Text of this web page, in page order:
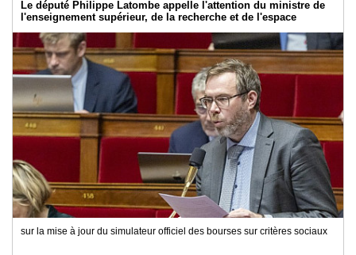
Le député Philippe Latombe appelle l'attention du ministre de
l'enseignement supérieur, de la recherche et de l'espace
sur la mise à jour du simulateur officiel des bourses sur critères sociaux